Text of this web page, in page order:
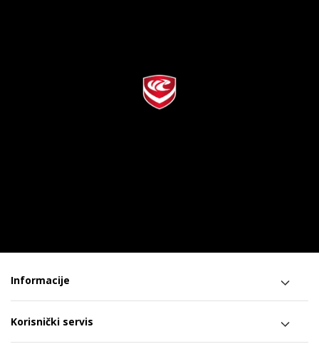
Informacije
Korisnički servis